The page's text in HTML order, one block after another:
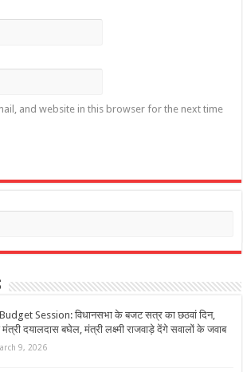
and website in this browser for the next time
Session: विधानसभा के बजट सत्र का छठवां दिन,
दयालदास बघेल, मंत्री लक्ष्मी राजवाड़े देंगे सवालों के जवाब
9, 2026